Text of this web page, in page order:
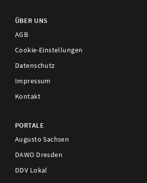
ÜBER UNS
AGB
Cookie-Einstellungen
Datenschutz
Impressum
Kontakt
PORTALE
Augusto Sachsen
DAWO Dresden
DDV Lokal